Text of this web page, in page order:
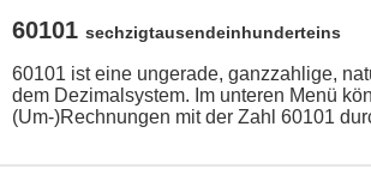
60101 sechzigtausendeinhunderteins
60101 ist eine ungerade, ganzzahlige,
dem Dezimalsystem. Im unteren Menü
(Um-)Rechnungen mit der Zahl 60101